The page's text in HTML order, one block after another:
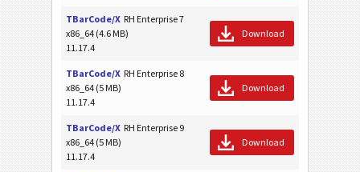
TBarCode/X RH Enterprise 7
x86_64 (4.6 MB)
11.17.4
Download
TBarCode/X RH Enterprise 8
x86_64 (5 MB)
11.17.4
Download
TBarCode/X RH Enterprise 9
x86_64 (5 MB)
11.17.4
Download